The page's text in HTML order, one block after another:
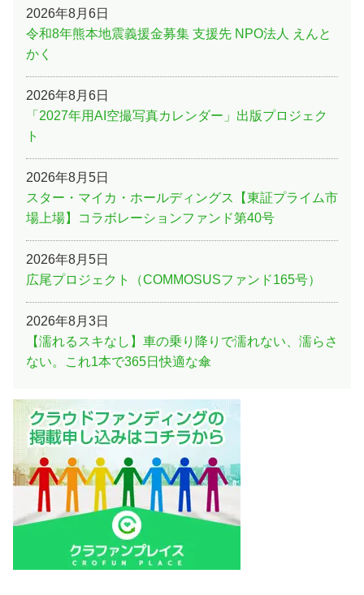
2026年8月6日
令和8年熊本地震義援金募集 支援先 NPO法人 えんと
かく
2026年8月6日
「2027年用AI空撮写真カレンダー」出版プロジェク
ト
2026年8月5日
スター・マイカ・ホールディングス【東証プライム市
場上場】コラボレーションファンド第40号
2026年8月5日
広尾プロジェクト（COMMOSUSファンド165号）
2026年8月3日
【濡れるスキなし】車の乗り降りで濡れない、濡らさ
ない。これ1本で365日快適な傘